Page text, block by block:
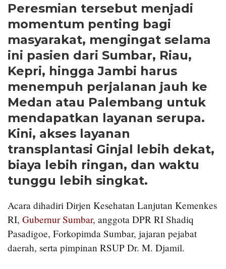
Peresmian tersebut menjadi
momentum penting bagi
masyarakat, mengingat selama
ini pasien dari Sumbar, Riau,
Kepri, hingga Jambi harus
menempuh perjalanan jauh ke
Medan atau Palembang untuk
mendapatkan layanan serupa.
Kini, akses layanan
transplantasi Ginjal lebih dekat,
biaya lebih ringan, dan waktu
tunggu lebih singkat.
Acara dihadiri Dirjen Kesehatan Lanjutan Kemenkes
RI, Gubernur Sumbar, anggota DPR RI Shadiq
Pasadigoe, Forkopimda Sumbar, jajaran pejabat
daerah, serta pimpinan RSUP Dr. M. Djamil.